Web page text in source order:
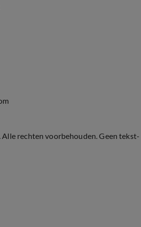
rechten voorbehouden. Geen tekst-